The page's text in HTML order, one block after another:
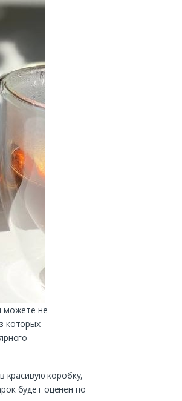
можете не
которых
красивую коробку,
будет оценен по